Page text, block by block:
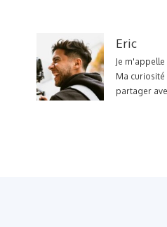
Eric
Je
Ma
partager